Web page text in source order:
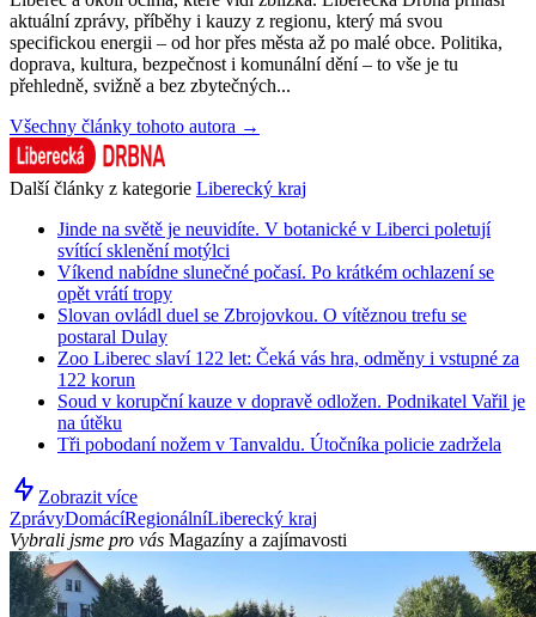
aktuální zprávy, příběhy i kauzy z regionu, který má svou
specifickou energii – od hor přes města až po malé obce. Politika,
doprava, kultura, bezpečnost i komunální dění – to vše je tu
přehledně, svižně a bez zbytečných...
Všechny články tohoto autora →
Další články z kategorie Liberecký kraj
Jinde na světě je neuvidíte. V botanické v Liberci poletují
svítící sklenění motýlci
Víkend nabídne slunečné počasí. Po krátkém ochlazení se
opět vrátí tropy
Slovan ovládl duel se Zbrojovkou. O vítěznou trefu se
postaral Dulay
Zoo Liberec slaví 122 let: Čeká vás hra, odměny i vstupné za
122 korun
Soud v korupční kauze v dopravě odložen. Podnikatel Vařil je
na útěku
Tři pobodaní nožem v Tanvaldu. Útočníka policie zadržela
Zobrazit více
ZprávyDomácíRegionálníLiberecký kraj
Vybrali jsme pro vás Magazíny a zajímavosti